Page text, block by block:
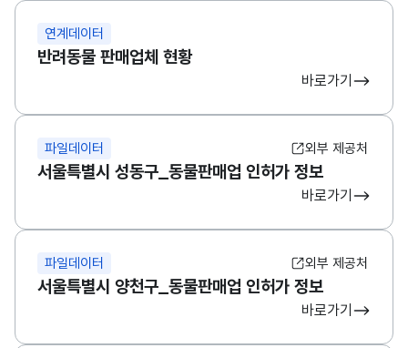
연계데이터
반려동물 판매업체 현황
바로가기
파일데이터 외부 제공처
서울특별시 성동구_동물판매업 인허가 정보
바로가기
파일데이터 외부 제공처
서울특별시 양천구_동물판매업 인허가 정보
바로가기